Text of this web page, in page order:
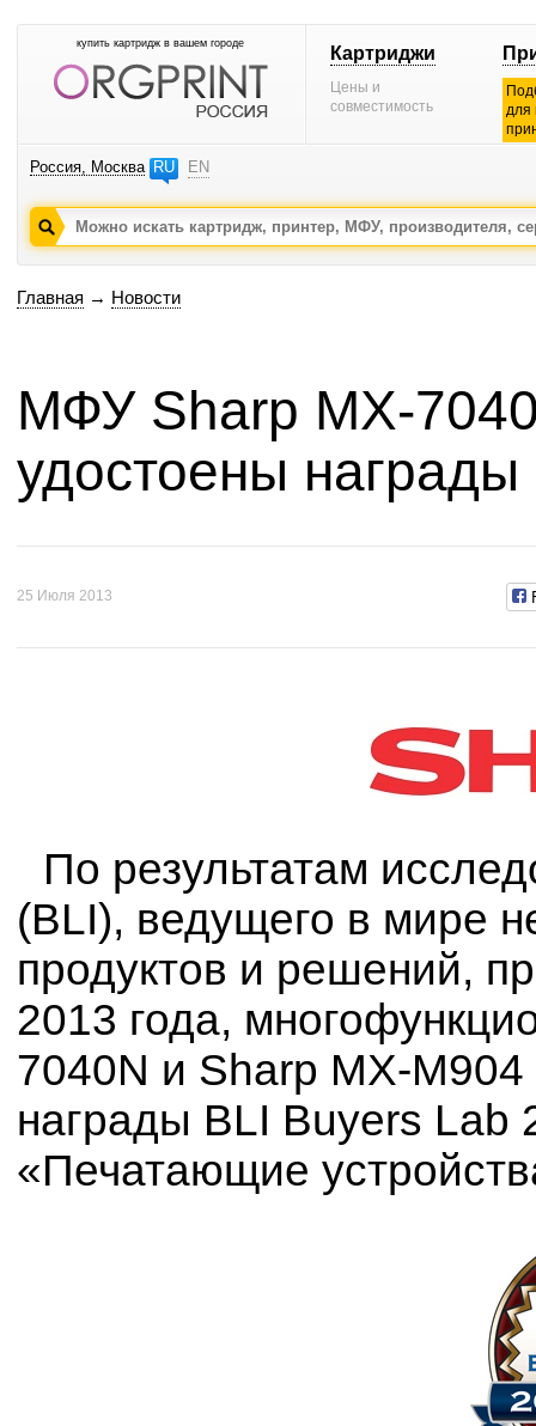
купить картридж в вашем городе Картриджи
Цены и
совместимость
для
Россия, Москва RU EN
Главная → Новости
МФУ Sharp MX-
удостоены
25 Июля 2013
По результатам
(BLI), ведущего в мире
продуктов и решений,
2013 года,
7040N и Sharp MX-
награды BLI Buyers Lab
«Печатающие